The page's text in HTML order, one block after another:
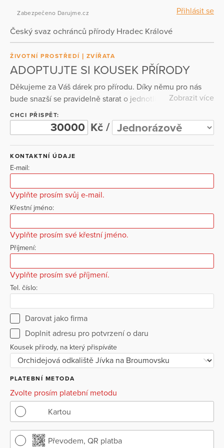
Přihlásit se
Zabezpečeno Darujme.cz
Český svaz ochránců přírody Hradec Králové
ŽIVOTNÍ PROSTŘEDÍ ZVÍŘATA
ADOPTUJTE SI KOUSEK PŘÍRODY
Děkujeme za Váš dárek pro přírodu. Díky němu pro nás
bude snazší se pravidelně starat o jednotlivé kousky
přírody nebo třeba stavět zídky pro ještěrky, pelíšky pro
ježky a tam, kde to bude možné, žabí tůňky.
Zobrazit více
CHCI PŘISPĚT:
Kč /
KONTAKTNÍ ÚDAJE
E-mail:
Vyplňte prosím svůj e-mail.
Křestní jméno:
Vyplňte prosím své křestní jméno.
Příjmení:
Vyplňte prosím své příjmení.
Tel. číslo:
Darovat jako firma
Doplnit adresu pro potvrzení o daru
Kousek přírody, na který přispíváte
PLATEBNÍ METODA
Zvolte prosím platební metodu
Kartou
Převodem, QR platba